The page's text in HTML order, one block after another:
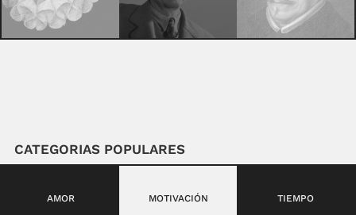
CATEGORIAS POPULARES
AMOR MOTIVACIÓN TIEMPO